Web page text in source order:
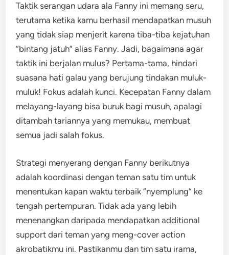
Taktik serangan udara ala Fanny ini memang seru,
terutama ketika kamu berhasil mendapatkan musuh
yang tidak siap menjerit karena tiba-tiba kejatuhan
“bintang jatuh” alias Fanny. Jadi, bagaimana agar
taktik ini berjalan mulus? Pertama-tama, hindari
suasana hati galau yang berujung tindakan muluk-
muluk! Fokus adalah kunci. Kecepatan Fanny dalam
melayang-layang bisa buruk bagi musuh, apalagi
ditambah tariannya yang memukau, membuat
semua jadi salah fokus.
Strategi menyerang dengan Fanny berikutnya
adalah koordinasi dengan teman satu tim untuk
menentukan kapan waktu terbaik “nyemplung” ke
tengah pertempuran. Tidak ada yang lebih
menenangkan daripada mendapatkan additional
support dari teman yang meng-cover action
akrobatikmu ini. Pastikanmu dan tim satu irama,